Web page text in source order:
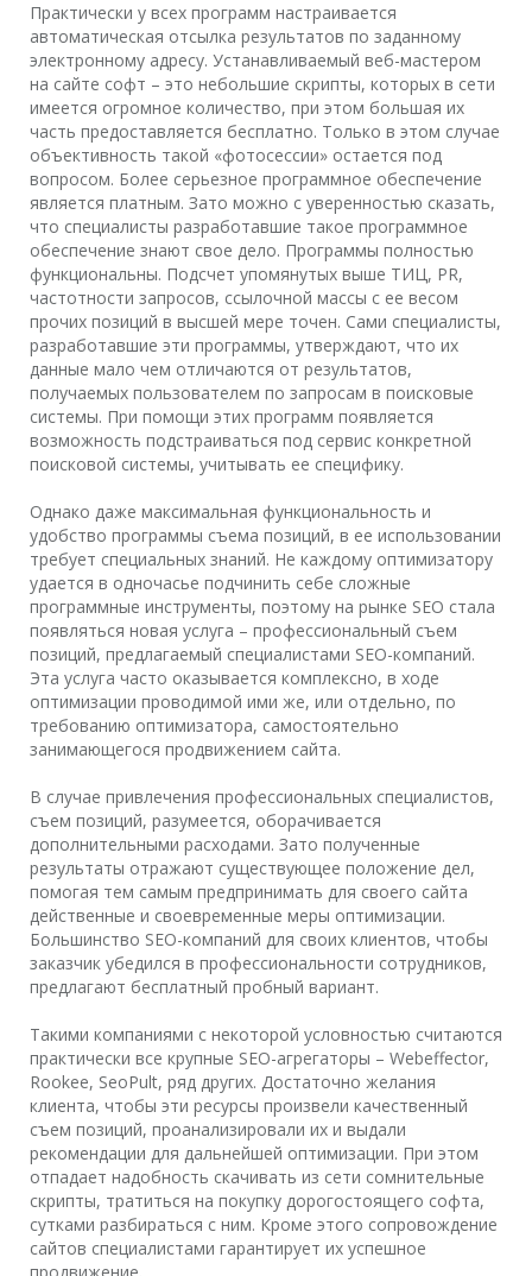
Практически у всех программ настраивается
автоматическая отсылка результатов по заданному
электронному адресу. Устанавливаемый веб-мастером
на сайте софт – это небольшие скрипты, которых в сети
имеется огромное количество, при этом большая их
часть предоставляется бесплатно. Только в этом случае
объективность такой «фотосессии» остается под
вопросом. Более серьезное программное обеспечение
является платным. Зато можно с уверенностью сказать,
что специалисты разработавшие такое программное
обеспечение знают свое дело. Программы полностью
функциональны. Подсчет упомянутых выше ТИЦ, PR,
частотности запросов, ссылочной массы с ее весом
прочих позиций в высшей мере точен. Сами специалисты,
разработавшие эти программы, утверждают, что их
данные мало чем отличаются от результатов,
получаемых пользователем по запросам в поисковые
системы. При помощи этих программ появляется
возможность подстраиваться под сервис конкретной
поисковой системы, учитывать ее специфику.
Однако даже максимальная функциональность и
удобство программы съема позиций, в ее использовании
требует специальных знаний. Не каждому оптимизатору
удается в одночасье подчинить себе сложные
программные инструменты, поэтому на рынке SEO стала
появляться новая услуга – профессиональный съем
позиций, предлагаемый специалистами SEO-компаний.
Эта услуга часто оказывается комплексно, в ходе
оптимизации проводимой ими же, или отдельно, по
требованию оптимизатора, самостоятельно
занимающегося продвижением сайта.
В случае привлечения профессиональных специалистов,
съем позиций, разумеется, оборачивается
дополнительными расходами. Зато полученные
результаты отражают существующее положение дел,
помогая тем самым предпринимать для своего сайта
действенные и своевременные меры оптимизации.
Большинство SEO-компаний для своих клиентов, чтобы
заказчик убедился в профессиональности сотрудников,
предлагают бесплатный пробный вариант.
Такими компаниями с некоторой условностью считаются
практически все крупные SEO-агрегаторы – Webeffector,
Rookee, SeoPult, ряд других. Достаточно желания
клиента, чтобы эти ресурсы произвели качественный
съем позиций, проанализировали их и выдали
рекомендации для дальнейшей оптимизации. При этом
отпадает надобность скачивать из сети сомнительные
скрипты, тратиться на покупку дорогостоящего софта,
сутками разбираться с ним. Кроме этого сопровождение
сайтов специалистами гарантирует их успешное